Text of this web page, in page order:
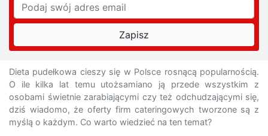
Dieta pudełkowa cieszy się w Polsce rosnącą popularnością.
O ile kilka lat temu utożsamiano ją przede wszystkim z
osobami świetnie zarabiającymi czy też odchudzającymi się,
dziś wiadomo, że oferty firm cateringowych tworzone są z
myślą o każdym. Co warto wiedzieć na ten temat?